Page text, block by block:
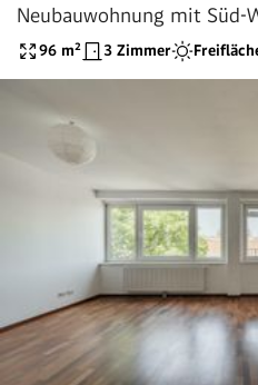
Neubauwohnung mit Süd-
Wiedner Hauptstr. / U1
96 m² 3 Zimmer